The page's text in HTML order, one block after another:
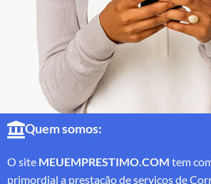
Quem somos:
O site MEUEMPRESTIMO.COM tem
primordial a prestação de serviços de